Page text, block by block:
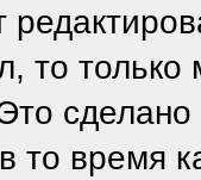
то
то время